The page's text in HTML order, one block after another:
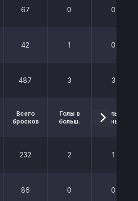
67 0 0
42 1 0
487 3 3
Всего
бросков
Голы в
больш.
Голы в
меньш.
232 2 1
86 0 0